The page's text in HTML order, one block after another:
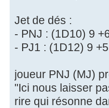
Jet de dés :
- PNJ : (1D10) 9
- PJ1 : (1D12) 9
joueur PNJ (MJ)
"Ici nous laisser
rire qui résonne